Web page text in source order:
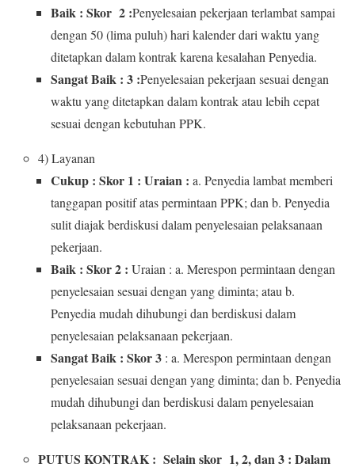
Baik : Skor 2 :Penyelesaian pekerjaan terlambat sampai
dengan 50 (lima puluh) hari kalender dari waktu yang
ditetapkan dalam kontrak karena kesalahan Penyedia.
Sangat Baik : 3 :Penyelesaian pekerjaan sesuai dengan
waktu yang ditetapkan dalam kontrak atau lebih cepat
sesuai dengan kebutuhan PPK.
4) Layanan
Cukup : Skor 1 : Uraian : a. Penyedia lambat memberi
tanggapan positif atas permintaan PPK; dan b. Penyedia
sulit diajak berdiskusi dalam penyelesaian pelaksanaan
pekerjaan.
Baik : Skor 2 : Uraian : a. Merespon permintaan dengan
penyelesaian sesuai dengan yang diminta; atau b.
Penyedia mudah dihubungi dan berdiskusi dalam
penyelesaian pelaksanaan pekerjaan.
Sangat Baik : Skor 3 : a. Merespon permintaan dengan
penyelesaian sesuai dengan yang diminta; dan b. Penyedia
mudah dihubungi dan berdiskusi dalam penyelesaian
pelaksanaan pekerjaan.
PUTUS KONTRAK : Selain skor 1, 2, dan 3 : Dalam